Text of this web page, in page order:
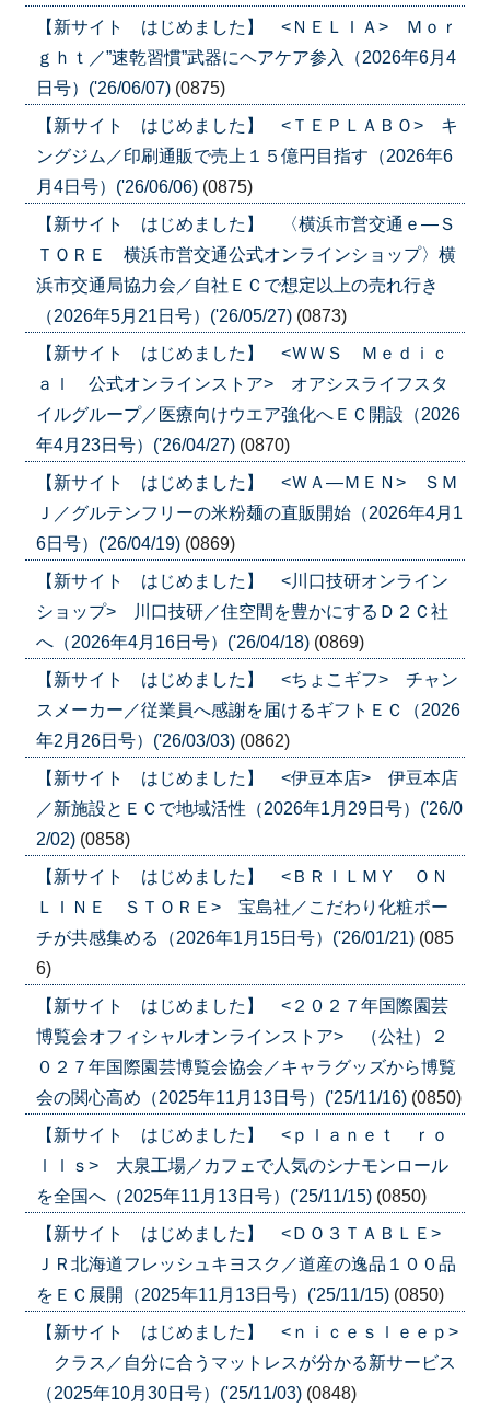
【新サイト はじめました】 <ＮＥＬＩＡ> Ｍｏｒ
ｇｈｔ／”速乾習慣”武器にヘアケア参入（2026年6月4
日号）('26/06/07) (0875)
【新サイト はじめました】 <ＴＥＰＬＡＢＯ> キ
ングジム／印刷通販で売上１５億円目指す（2026年6
月4日号）('26/06/06) (0875)
【新サイト はじめました】 〈横浜市営交通ｅ―Ｓ
ＴＯＲＥ 横浜市営交通公式オンラインショップ〉横
浜市交通局協力会／自社ＥＣで想定以上の売れ行き
（2026年5月21日号）('26/05/27) (0873)
【新サイト はじめました】 <ＷＷＳ Ｍｅｄｉｃ
ａｌ 公式オンラインストア> オアシスライフスタ
イルグループ／医療向けウエア強化へＥＣ開設（2026
年4月23日号）('26/04/27) (0870)
【新サイト はじめました】 <ＷＡ―ＭＥＮ> ＳＭ
Ｊ／グルテンフリーの米粉麺の直販開始（2026年4月1
6日号）('26/04/19) (0869)
【新サイト はじめました】 <川口技研オンライン
ショップ> 川口技研／住空間を豊かにするＤ２Ｃ社
へ（2026年4月16日号）('26/04/18) (0869)
【新サイト はじめました】 <ちょこギフ> チャン
スメーカー／従業員へ感謝を届けるギフトＥＣ（2026
年2月26日号）('26/03/03) (0862)
【新サイト はじめました】 <伊豆本店> 伊豆本店
／新施設とＥＣで地域活性（2026年1月29日号）('26/0
2/02) (0858)
【新サイト はじめました】 <ＢＲＩＬＭＹ ＯＮ
ＬＩＮＥ ＳＴＯＲＥ> 宝島社／こだわり化粧ポー
チが共感集める（2026年1月15日号）('26/01/21) (085
6)
【新サイト はじめました】 <２０２７年国際園芸
博覧会オフィシャルオンラインストア> （公社）２
０２７年国際園芸博覧会協会／キャラグッズから博覧
会の関心高め（2025年11月13日号）('25/11/16) (0850)
【新サイト はじめました】 <ｐｌａｎｅｔ ｒｏ
ｌｌｓ> 大泉工場／カフェで人気のシナモンロール
を全国へ（2025年11月13日号）('25/11/15) (0850)
【新サイト はじめました】 <ＤＯ３ＴＡＢＬＥ>
ＪＲ北海道フレッシュキヨスク／道産の逸品１００品
をＥＣ展開（2025年11月13日号）('25/11/15) (0850)
【新サイト はじめました】 <ｎｉｃｅｓｌｅｅｐ>
クラス／自分に合うマットレスが分かる新サービス
（2025年10月30日号）('25/11/03) (0848)